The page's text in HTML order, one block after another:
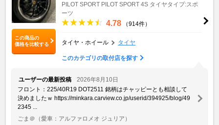
この商品の
価格を比較する
PILOT SPORT PILOT SPORT 4S タイヤタイプ:スポ
ーツ
4.78 （914件）
タイヤ・ホイール タイヤ
このカテゴリの取付店を探す
ユーザーの最新投稿
2026年8月10日
フロント：225/40R19 DOT2511 銘柄はチャッピーとも相談して
決めましたｗ https://minkara.carview.co.jp/userid/394925/blog/49
2345 ...
ごま＠ （愛車：アルファロメオ ジュリア）